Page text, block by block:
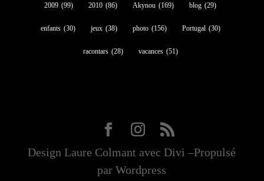
2009 (99) 2010 (86) Akynou (169) blog (29)
enfants (30) jeux (38) photo (156) Portugal (30)
racontars (28) vacances (51)
Design Laure Colmant avec Divi –Propulsé
par Wordpress